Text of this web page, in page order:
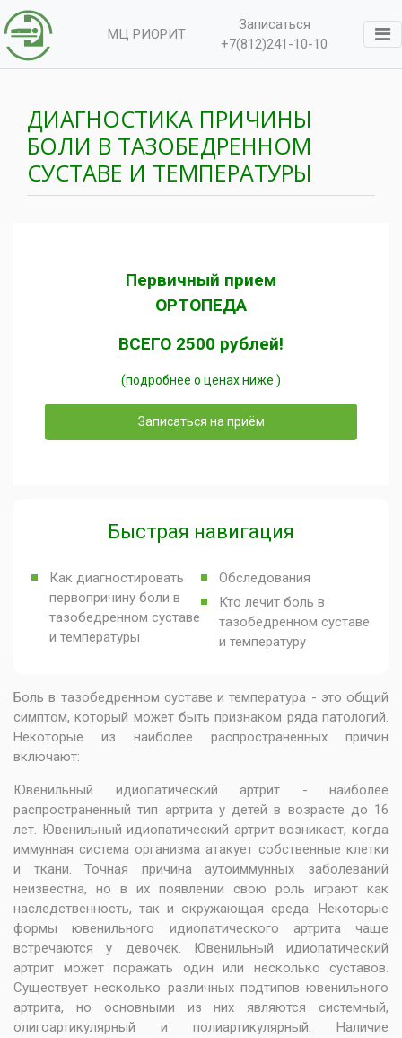
МЦ РИОРИТ
Записаться
+7(812)241-10-10
ДИАГНОСТИКА ПРИЧИНЫ
БОЛИ В ТАЗОБЕДРЕННОМ
СУСТАВЕ И ТЕМПЕРАТУРЫ
Первичный прием
ОРТОПЕДА
ВСЕГО 2500 рублей!
(подробнее о ценах ниже )
Записаться на приём
Быстрая навигация
Как диагностировать
первопричину боли в
тазобедренном суставе
и температуры
Обследования
Кто лечит боль в
тазобедренном суставе
и температуру
Боль в тазобедренном суставе и температура - это общий
симптом, который может быть признаком ряда патологий.
Некоторые из наиболее распространенных причин
включают:
Ювенильный идиопатический артрит - наиболее
распространенный тип артрита у детей в возрасте до 16
лет. Ювенильный идиопатический артрит возникает, когда
иммунная система организма атакует собственные клетки
и ткани. Точная причина аутоиммунных заболеваний
неизвестна, но в их появлении свою роль играют как
наследственность, так и окружающая среда. Некоторые
формы ювенильного идиопатического артрита чаще
встречаются у девочек. Ювенильный идиопатический
артрит может поражать один или несколько суставов.
Существует несколько различных подтипов ювенильного
артрита, но основными из них являются системный,
олигоартикулярный и полиартикулярный. Наличие